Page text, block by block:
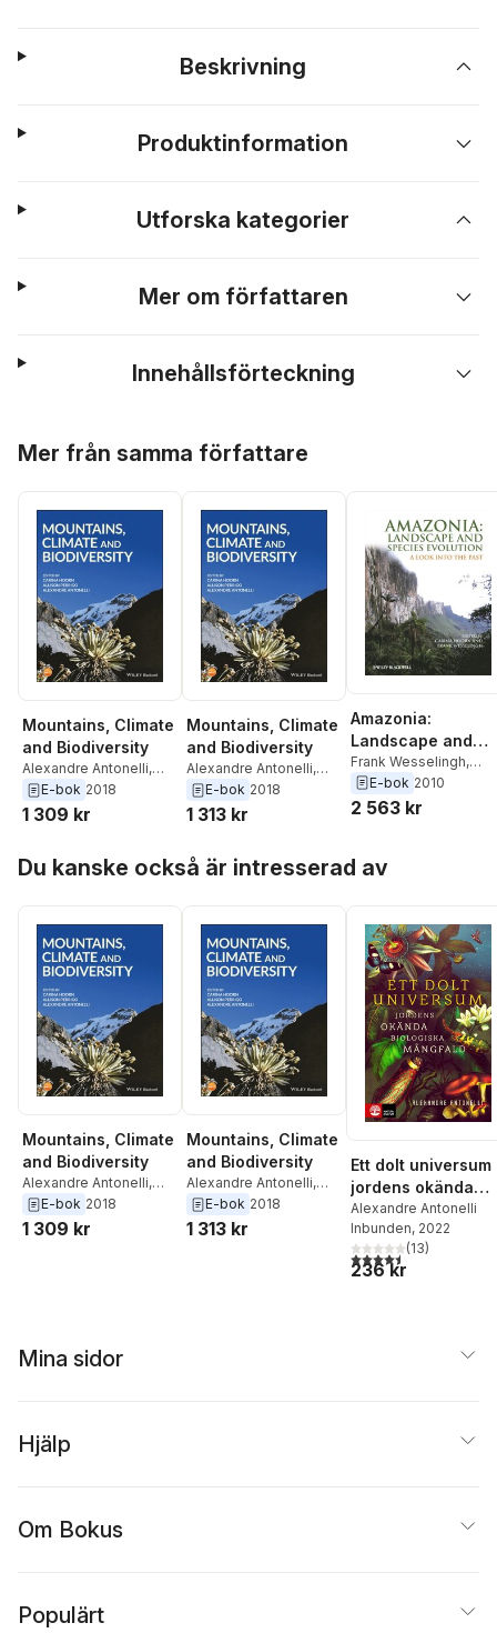
Beskrivning
Produktinformation
Utforska kategorier
Mer om författaren
Innehållsförteckning
Mer från samma författare
Mountains, Climate
and Biodiversity
Alexandre Antonelli,
Allison Perrigo
Hoorn
E-bok 2018
1 309 kr
Mountains, Climate
and Biodiversity
Alexandre Antonelli,
Allison Perrigo
Hoorn
E-bok 2018
1 313 kr
Amazonia:
Landscape and
Species Evolution
Frank Wesselingh,
Carina Hoorn
E-bok 2010
2 563 kr
Du kanske också är intresserad av
Mountains, Climate
and Biodiversity
Alexandre Antonelli,
Allison Perrigo
Hoorn
E-bok 2018
1 309 kr
Mountains, Climate
and Biodiversity
Alexandre Antonelli,
Allison Perrigo
Hoorn
E-bok 2018
1 313 kr
Ett dolt universum
jordens okända
biologiska
mångfald
Alexandre Antonelli
Inbunden, 2022
4,5utav 5 stjärnor.
(13)
236 kr
Mina sidor
Hjälp
Om Bokus
Populärt